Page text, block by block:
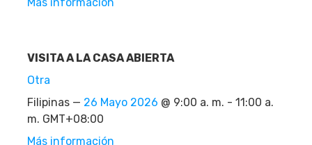
VISITA A LA CASA ABIERTA
Otra
Filipinas — 26 Mayo 2026 @ 9:00 a. m. - 11:00 a.
m. GMT+08:00
Más información